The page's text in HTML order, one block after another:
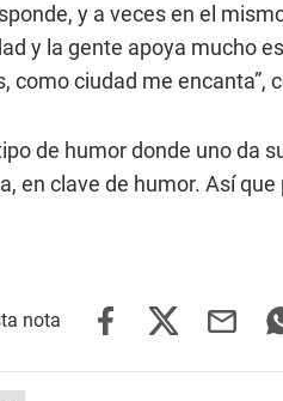
y a veces en el
y la gente apoya mucho
como ciudad me encanta”,
de humor donde uno da
en clave de humor. Así